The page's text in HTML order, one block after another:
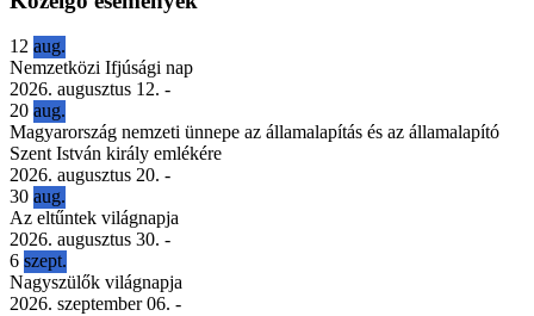
12 aug.
Nemzetközi Ifjúsági nap
2026. augusztus 12. -
20 aug.
Magyarország nemzeti ünnepe az államalapítás és az államalapító
Szent István király emlékére
2026. augusztus 20. -
30 aug.
Az eltűntek világnapja
2026. augusztus 30. -
6 szept.
Nagyszülők világnapja
2026. szeptember 06. -